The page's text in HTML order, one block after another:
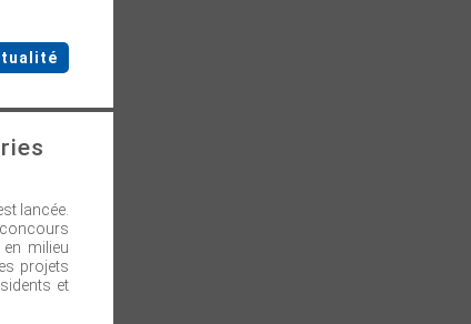
lancée.
concours
milieu
projets
et